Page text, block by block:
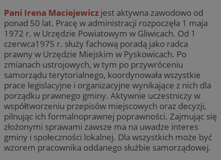
Pani Irena Maciejewicz jest aktywna zawodowo od
ponad 50 lat. Pracę w administracji rozpoczęła 1 maja
1972 r. w Urzędzie Powiatowym w Gliwicach. Od 1
czerwca1975 r. służy fachową poradą jako radca
prawny w Urzędzie Miejskim w Pyskowicach. Po
zmianach ustrojowych, w tym po przywróceniu
samorządu terytorialnego, koordynowała wszystkie
prace legislacyjne i organizacyjne wynikające z nich dla
porządku prawnego gminy. Aktywnie uczestniczy w
współtworzeniu przepisów miejscowych oraz decyzji,
pilnując ich formalnoprawnej poprawności. Zajmując się
złożonymi sprawami zawsze ma na uwadze interes
gminy i społeczności lokalnej. Dla wszystkich może być
wzorem pracownika oddanego służbie samorządowej.